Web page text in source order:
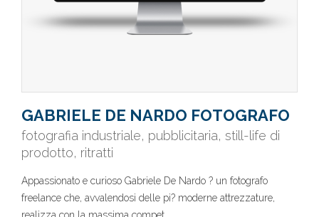
GABRIELE DE NARDO FOTOGRAFO
fotografia industriale, pubblicitaria, still-life di
prodotto, ritratti
Appassionato e curioso Gabriele De Nardo ? un fotografo
freelance che, avvalendosi delle pi? moderne attrezzature,